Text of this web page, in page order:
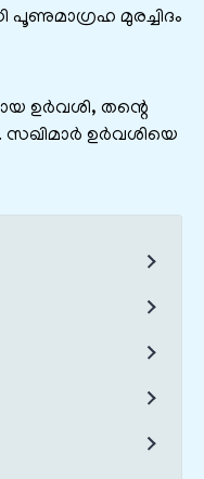
മുരച്ചിദം
ഉർവശി, തന്റെ
ഉർവശിയെ